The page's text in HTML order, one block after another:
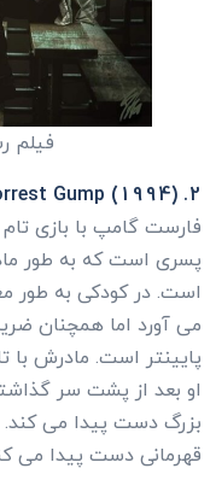
فیلم
2. Forrest Gump (1994)
پسری است که به طور
است. در کودکی به طور
می آورد اما همچنان
پایینتر است. مادرش با
او بعد از پشت سر
بزرگ دست پیدا می کند.
قهرمانی دست پیدا